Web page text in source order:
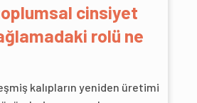
cinsiyet
rolü ne
kalıpların yeniden üretimi